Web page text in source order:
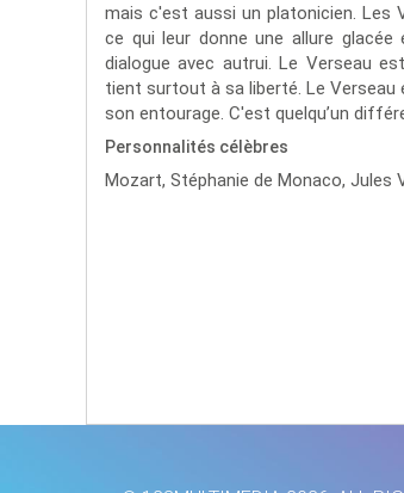
mais c'est aussi un platonicien. Les
ce qui leur donne une allure
dialogue avec autrui. Le Verseau
tient surtout à sa liberté. Le
son entourage. C'est quelqu’un
Personnalités célèbres
Mozart, Stéphanie de Monaco, Jules